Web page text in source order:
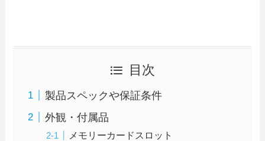
目次
製品スペックや保証条件
外観・付属品
メモリーカードスロット